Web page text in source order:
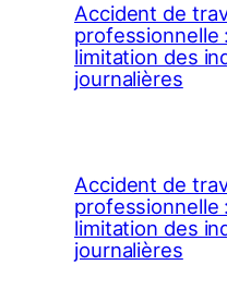
Accident de
professionnelle
limitation des
journalières
Accident de
professionnelle
limitation des
journalières